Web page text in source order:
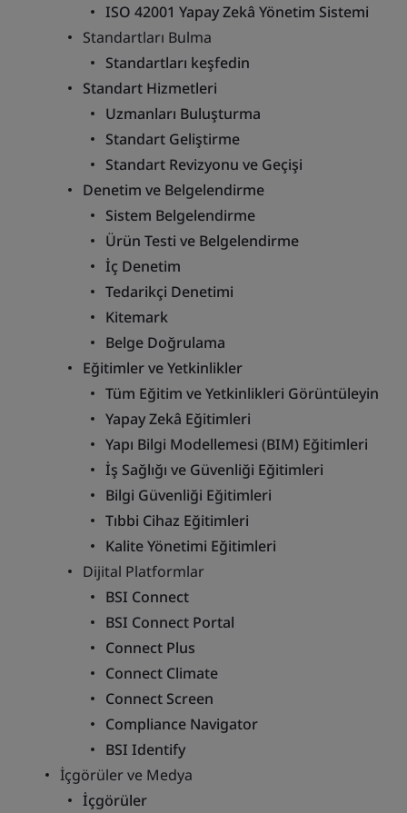
ISO 42001 Yapay Zekâ Yönetim Sistemi
Standartları Bulma
Standartları keşfedin
Standart Hizmetleri
Uzmanları Buluşturma
Standart Geliştirme
Standart Revizyonu ve Geçişi
Denetim ve Belgelendirme
Sistem Belgelendirme
Ürün Testi ve Belgelendirme
İç Denetim
Tedarikçi Denetimi
Kitemark
Belge Doğrulama
Eğitimler ve Yetkinlikler
Tüm Eğitim ve Yetkinlikleri Görüntüleyin
Yapay Zekâ Eğitimleri
Yapı Bilgi Modellemesi (BIM) Eğitimleri
İş Sağlığı ve Güvenliği Eğitimleri
Bilgi Güvenliği Eğitimleri
Tıbbi Cihaz Eğitimleri
Kalite Yönetimi Eğitimleri
Dijital Platformlar
BSI Connect
BSI Connect Portal
Connect Plus
Connect Climate
Connect Screen
Compliance Navigator
BSI Identify
İçgörüler ve Medya
İçgörüler